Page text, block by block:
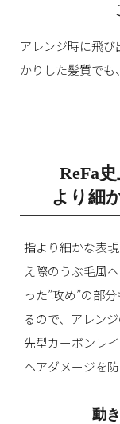
アレンジ時に飛び
かりした髪質でも、
ReFa
より細
指より細かな表
え際のうぶ毛風
った”攻め”の部分
るので、アレン
先型カーボンレ
ヘアダメージを防
動